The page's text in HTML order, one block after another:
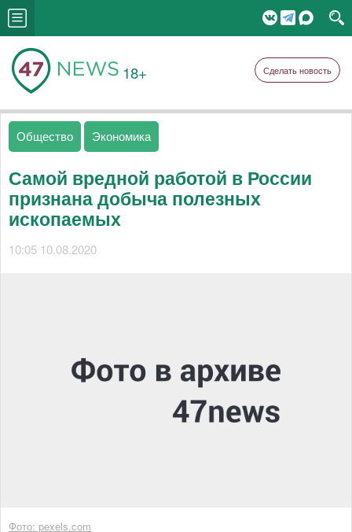
18+ Сделать новость
Общество Экономика
Самой вредной работой в России
признана добыча полезных
ископаемых
10:05 10.08.2020
Фото: pexels.com